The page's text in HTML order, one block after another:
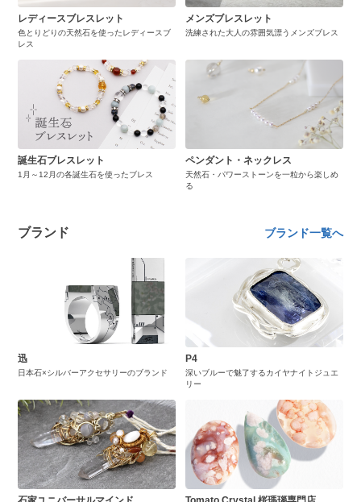
レディースブレスレット
色とりどりの天然石を使ったレディースブ
レス
メンズブレスレット
洗練された大人の雰囲気漂うメンズブレス
誕生石ブレスレット
1月～12月の各誕生石を使ったブレス
ペンダント・ネックレス
天然石・パワーストーンを一粒から楽しめ
る
ブランド ブランド一覧へ
迅
日本石×シルバーアクセサリーのブランド
P4
深いブルーで魅了するカイヤナイトジュエ
リー